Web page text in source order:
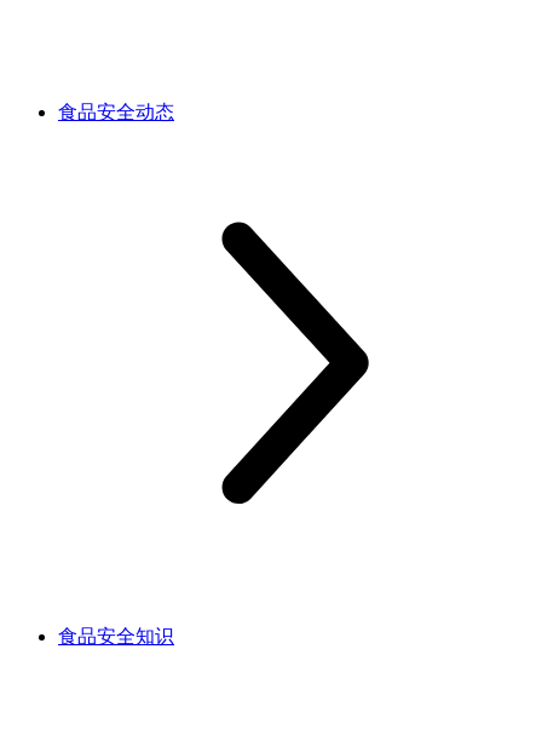
食品安全动态
食品安全知识